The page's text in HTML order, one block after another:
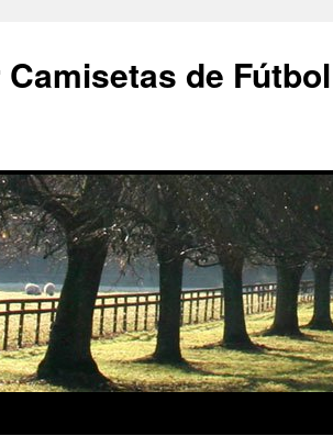
de